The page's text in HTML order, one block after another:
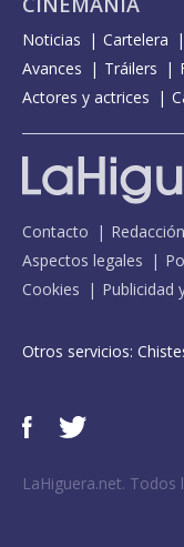
Noticias Cartelera
Avances
Tráilers
Actores y actrices
Contacto Redacción
Aspectos legales
Cookies
Publicidad
Otros servicios:
LaHiguera.net.